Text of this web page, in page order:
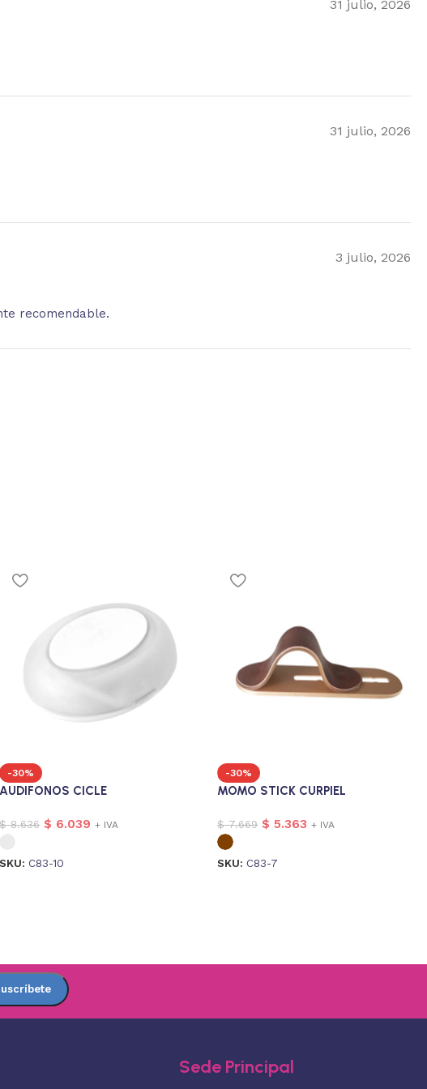
31 julio, 2026
31 julio, 2026
3 julio, 2026
recomendable.
-30%
AUDIFONOS CICLE
$8.636 $ 6.039 + IVA
SKU: C83-10
-30%
MOMO STICK CURPIEL
$7.669 $ 5.363 + IVA
SKU: C83-7
Sede Principal